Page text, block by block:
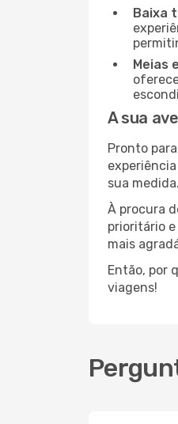
Baixa
Meias
A sua
Pronto
sua medida.
À procura
prioritário
mais
Então, por
viagens!